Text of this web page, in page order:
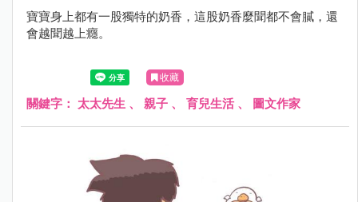
寶寶身上都有一股獨特的奶香，這股奶香麼聞都不會膩，還
會越聞越上癮。
收藏
關鍵字： 太太先生 、 親子 、 育兒生活、 圖文作家